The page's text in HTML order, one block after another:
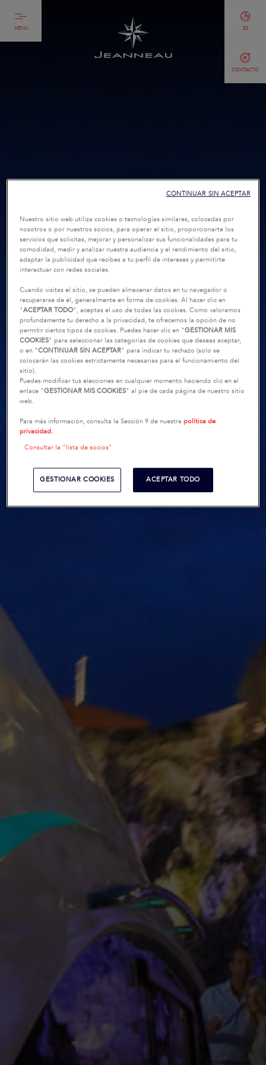
MENU
CONTACTO
ES
Nuestro sitio web utiliza cookies o tecnologías similares, colocadas por
nosotros o por nuestros socios, para operar el sitio, proporcionarte los
servicios que solicitas, mejorar y personalizar sus funcionalidades para tu
comodidad, medir y analizar nuestra audiencia y el rendimiento del sitio,
adaptar la publicidad que recibes a tu perfil de intereses y permitirte
interactuar con redes sociales.
Cuando visitas el sitio, se pueden almacenar datos en tu navegador o
recuperarse de él, generalmente en forma de cookies. Al hacer clic en
"ACEPTAR TODO", aceptas el uso de todas las cookies. Como valoramos
profundamente tu derecho a la privacidad, te ofrecemos la opción de no
permitir ciertos tipos de cookies. Puedes hacer clic en "GESTIONAR MIS
COOKIES" para seleccionar las categorías de cookies que deseas aceptar,
o en "CONTINUAR SIN ACEPTAR" para indicar tu rechazo (solo se
colocarán las cookies estrictamente necesarias para el funcionamiento del
sitio).
Puedes modificar tus elecciones en cualquier momento haciendo clic en el
enlace "GESTIONAR MIS COOKIES" al pie de cada página de nuestro sitio
web.
Para más información, consulta la Sección 9 de nuestrapolítica de
privacidad.
Consultar la "lista de socios"
GESTIONAR COOKIES ACEPTAR TODO
CONTINUAR SIN ACEPTAR